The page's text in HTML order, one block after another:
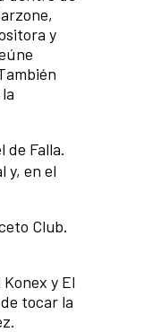
y
de Falla.
y, en el
Club.
y El
tocar la